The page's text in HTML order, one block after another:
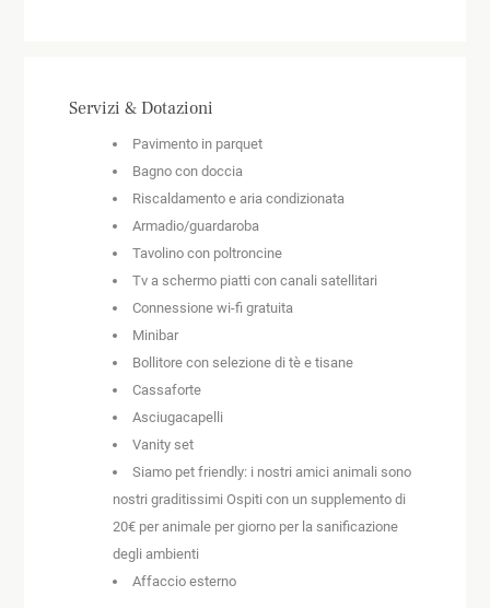
Servizi & Dotazioni
Pavimento in parquet
Bagno con doccia
Riscaldamento e aria condizionata
Armadio/guardaroba
Tavolino con poltroncine
Tv a schermo piatti con canali satellitari
Connessione wi-fi gratuita
Minibar
Bollitore con selezione di tè e tisane
Cassaforte
Asciugacapelli
Vanity set
Siamo pet friendly: i nostri amici animali sono
nostri graditissimi Ospiti con un supplemento di
20€ per animale per giorno per la sanificazione
degli ambienti
Affaccio esterno